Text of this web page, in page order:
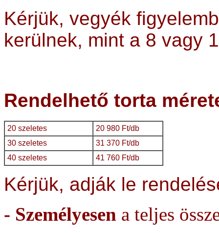
Kérjük, vegyék
kerülnek, mint a 8 vagy
Rendelhető torta
20 szeletes
20 980 Ft/db
30 szeletes
31 370 Ft/db
40 szeletes
41 760 Ft/db
Kérjük, adják le
- Személyesen a teljes